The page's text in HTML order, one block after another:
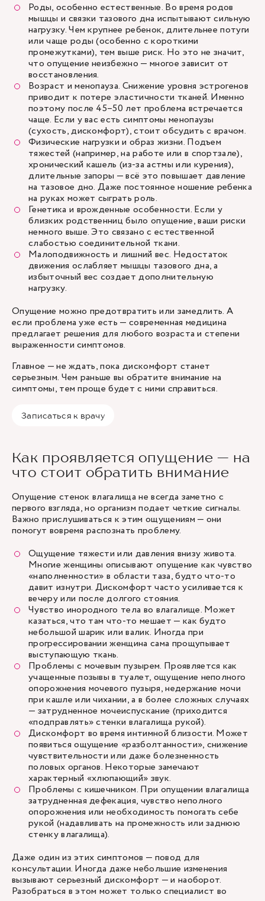
Роды, особенно естественные. Во время родов
мышцы и связки тазового дна испытывают сильную
нагрузку. Чем крупнее ребенок, длительнее потуги
или чаще роды (особенно с короткими
промежутками), тем выше риск. Но это не значит,
что опущение неизбежно — многое зависит от
восстановления.
Возраст и менопауза. Снижение уровня эстрогенов
приводит к потере эластичности тканей. Именно
поэтому после 45–50 лет проблема встречается
чаще. Если у вас есть симптомы менопаузы
(сухость, дискомфорт), стоит обсудить с врачом.
Физические нагрузки и образ жизни. Подъем
тяжестей (например, на работе или в спортзале),
хронический кашель (из-за астмы или курения),
длительные запоры — всё это повышает давление
на тазовое дно. Даже постоянное ношение ребенка
на руках может сыграть роль.
Генетика и врожденные особенности. Если у
близких родственниц было опущение, ваши риски
немного выше. Это связано с естественной
слабостью соединительной ткани.
Малоподвижность и лишний вес. Недостаток
движения ослабляет мышцы тазового дна, а
избыточный вес создает дополнительную
нагрузку.
Опущение можно предотвратить или замедлить. А
если проблема уже есть — современная медицина
предлагает решения для любого возраста и степени
выраженности симптомов.
Главное — не ждать, пока дискомфорт станет
серьезным. Чем раньше вы обратите внимание на
симптомы, тем проще будет с ними справиться.
Записаться к врачу
Как проявляется опущение — на
что стоит обратить внимание
Опущение стенок влагалища не всегда заметно с
первого взгляда, но организм подает четкие сигналы.
Важно прислушиваться к этим ощущениям — они
помогут вовремя распознать проблему.
Ощущение тяжести или давления внизу живота.
Многие женщины описывают опущение как чувство
«наполненности» в области таза, будто что-то
давит изнутри. Дискомфорт часто усиливается к
вечеру или после долгого стояния.
Чувство инородного тела во влагалище. Может
казаться, что там что-то мешает — как будто
небольшой шарик или валик. Иногда при
прогрессировании женщина сама прощупывает
выступающую ткань.
Проблемы с мочевым пузырем. Проявляется как
учащенные позывы в туалет, ощущение неполного
опорожнения мочевого пузыря,недержание мочи
при кашле или чихании, а в более сложных случаях
— затрудненное мочеиспускание (приходится
«подправлять» стенки влагалища рукой).
Дискомфорт во время интимной близости. Может
появиться ощущение «разболтанности», снижение
чувствительности или даже болезненность
половых органов. Некоторые замечают
характерный «хлюпающий» звук.
Проблемы с кишечником. При опущении влагалища
затрудненная дефекация, чувство неполного
опорожнения или необходимость помогать себе
рукой (надавливать на промежность или заднюю
стенку влагалища).
Даже один из этих симптомов — повод для
консультации. Иногда даже небольшие изменения
вызывают серьезный дискомфорт — и наоборот.
Разобраться в этом может только специалист во